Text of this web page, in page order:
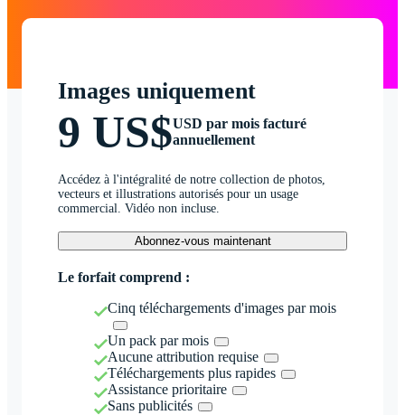
Images uniquement
9 US$USD par mois facturé
annuellement
Accédez à l'intégralité de notre collection de photos,
vecteurs et illustrations autorisés pour un usage
commercial. Vidéo non incluse.
Abonnez-vous maintenant
Le forfait comprend :
Cinq téléchargements d'images par mois
Un pack par mois
Aucune attribution requise
Téléchargements plus rapides
Assistance prioritaire
Sans publicités